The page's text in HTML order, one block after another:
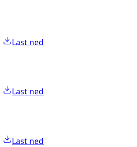
Last ned
Last ned
Last ned